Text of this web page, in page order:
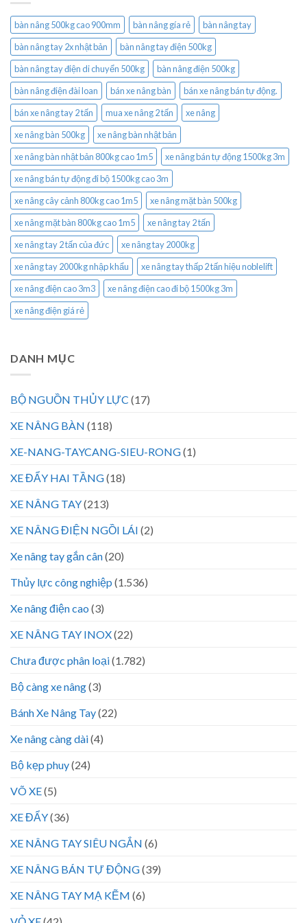
bàn nâng 500kg cao 900mm bàn nâng gía rẻ
bàn nâng tay
bàn nâng tay 2x nhật bản
bàn nâng tay điện 500kg
bàn nâng tay điện di chuyển 500kg
bàn nâng điện 500kg
bàn nâng điện đài loan
bán xe nâng bàn
bán xe nâng bán tự động.
bán xe nâng tay 2 tấn
mua xe nâng 2 tấn
xe nâng
xe nâng bàn 500kg
xe nâng bàn nhật bản
xe nâng bàn nhật bản 800kg cao 1m5
xe nâng bán tự động 1500kg 3m
xe nâng bán tự động đi bộ 1500kg cao 3m
xe nâng cây cảnh 800kg cao 1m5
xe nâng mặt bàn 500kg
xe nâng mặt bàn 800kg cao 1m5
xe nâng tay 2 tấn
xe nâng tay 2 tấn của đức
xe nâng tay 2000kg
xe nâng tay 2000kg nhập khẩu
xe nâng tay thấp 2 tấn hiệu noblelift
xe nâng điện cao 3m3
xe nâng điện cao đi bộ 1500kg 3m
xe nâng điện giá rẻ
DANH MỤC
BỘ NGUỒN THỦY LỰC (17)
XE NÂNG BÀN (118)
XE-NANG-TAYCANG-SIEU-RONG(1)
XE ĐẨY HAI TẦNG(18)
XE NÂNG TAY(213)
XE NÂNG ĐIỆN NGỒI LÁI (2)
Xe nâng tay gắn cân(20)
Thủy lực công nghiệp (1.536)
Xe nâng điện cao (3)
XE NÂNG TAY INOX(22)
Chưa được phân loại(1.782)
Bộ càng xe nâng(3)
Bánh Xe Nâng Tay(22)
Xe nâng càng dài(4)
Bộ kẹp phuy(24)
VÕ XE(5)
XE ĐẨY(36)
XE NÂNG TAY SIÊU NGẮN (6)
XE NÂNG BÁN TỰ ĐỘNG(39)
XE NÂNG TAY MẠ KẼM (6)